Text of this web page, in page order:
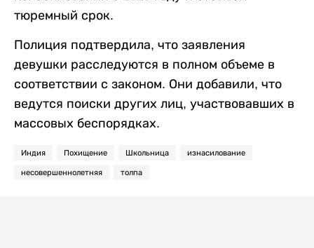
тюремный срок.
Полиция подтвердила, что заявления
девушки расследуются в полном объеме в
соответствии с законом. Они добавили, что
ведутся поиски других лиц, участвовавших в
массовых беспорядках.
Индия Похищение Школьница изнасилование
несовершеннолетняя толпа